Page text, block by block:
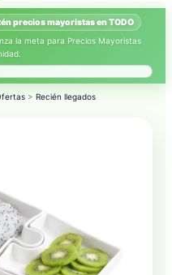
precios mayoristas en TODO
la meta para Precios Mayoristas
> Recién llegados